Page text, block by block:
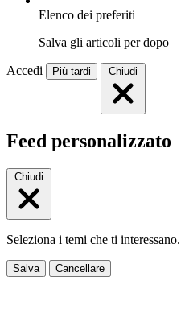
Elenco dei preferiti
Salva gli articoli per dopo
Accedi Più tardi Chiudi
Feed personalizzato
Chiudi
Seleziona i temi che ti interessano.
Salva Cancellare